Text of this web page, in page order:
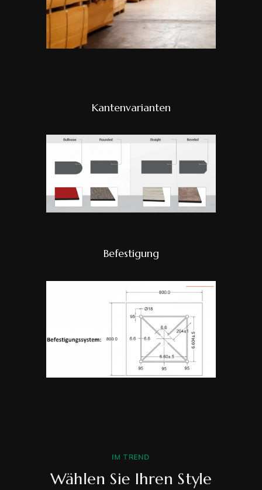
Kantenvarianten
Befestigung
IM TREND
Wählen Sie Ihren Style